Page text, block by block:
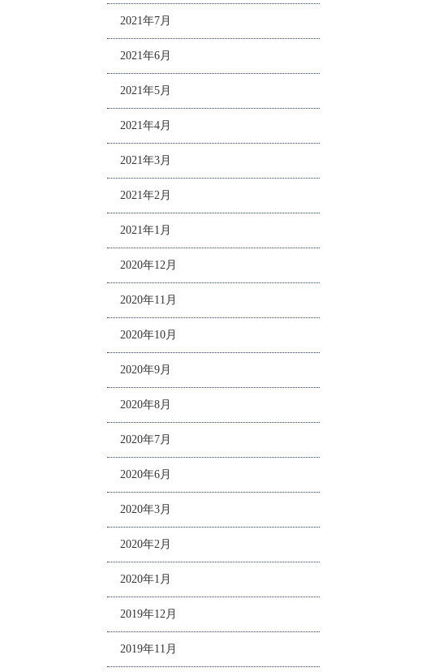
2021年7月
2021年6月
2021年5月
2021年4月
2021年3月
2021年2月
2021年1月
2020年12月
2020年11月
2020年10月
2020年9月
2020年8月
2020年7月
2020年6月
2020年3月
2020年2月
2020年1月
2019年12月
2019年11月